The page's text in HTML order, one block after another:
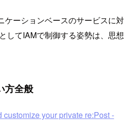
ケーションベースのサービスに対
してIAMで制御する姿勢は、思想
方全般
customize your private re:Post -